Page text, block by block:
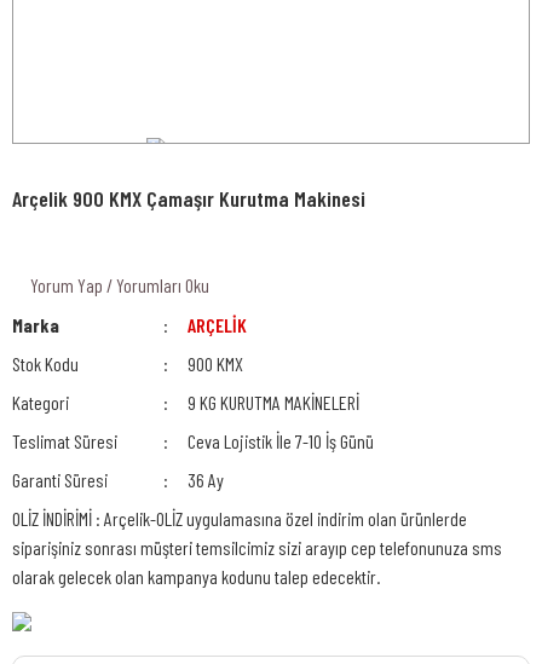
Arçelik 900 KMX Çamaşır Kurutma Makinesi
Yorum Yap / Yorumları Oku
Marka
ARÇELİK
Stok Kodu
900 KMX
Kategori
9 KG KURUTMA MAKİNELERİ
Teslimat Süresi
Ceva Lojistik İle 7-10 İş Günü
Garanti Süresi
36 Ay
OLİZ İNDİRİMİ : Arçelik-OLİZ uygulamasına özel indirim olan ürünlerde
siparişiniz sonrası müşteri temsilcimiz sizi arayıp cep telefonunuza sms
olarak gelecek olan kampanya kodunu talep edecektir.